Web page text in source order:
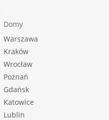
Domy
Warszawa
Kraków
Wrocław
Poznań
Gdańsk
Katowice
Lublin